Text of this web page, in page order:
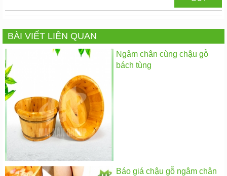
BÀI VIẾT LIÊN QUAN
Ngâm chân cùng chậu gỗ
bách tùng
Báo giá chậu gỗ ngâm chân